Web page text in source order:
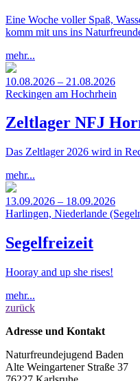
Eine Woche voller Spaß,
komm mit uns ins
mehr...
10.08.2026 – 21.08.2026
Reckingen am Hochrhein
Zeltlager NFJ
Das Zeltlager 2026 wird in
mehr...
13.09.2026 – 18.09.2026
Harlingen, Niederlande
Segelfreizeit
Hooray and up she rises!
mehr...
zurück
Adresse und Kontakt
Naturfreundejugend Baden
Alte Weingartener Straße 37